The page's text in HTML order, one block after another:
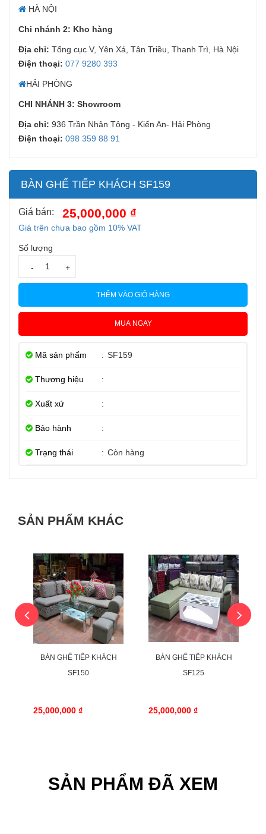
HÀ NỘI
Chi nhánh 2: Kho hàng
Địa chỉ: Tổng cục V, Yên Xá, Tân Triều, Thanh Trì, Hà Nội
Điện thoại: 077 9280 393
HẢI PHÒNG
CHI NHÁNH 3: Showroom
Địa chỉ: 936 Trần Nhân Tông - Kiến An- Hải Phòng
Điện thoại: 098 359 88 91
BÀN GHẾ TIẾP KHÁCH SF159
Giá bán: 25,000,000 ₫
Giá trên chưa bao gồm 10% VAT
Số lượng
- +
THÊM VÀO GIỎ HÀNG
MUA NGAY
Mã sản phẩm : SF159
Thương hiệu :
Xuất xứ :
Bảo hành :
Trạng thái : Còn hàng
SẢN PHẨM KHÁC
BÀN GHẾ TIẾP KHÁCH
SF150
25,000,000 ₫
BÀN GHẾ TIẾP KHÁCH
SF125
25,000,000 ₫
SẢN PHẨM ĐÃ XEM